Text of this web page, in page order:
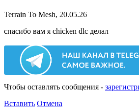
Terrain To Mesh, 20.05.26
спасибо вам я chicken dlc делал
Чтобы оставлять сообщения -
Вставить Отмена